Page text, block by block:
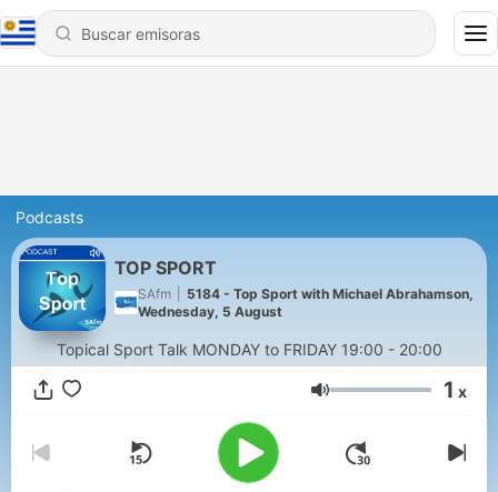
Podcasts
TOP SPORT
SAfm
5184 - Top Sport with Michael Abrahamson,
Wednesday, 5 August
Topical Sport Talk MONDAY to FRIDAY 19:00 - 20:00
Volumen 1 x